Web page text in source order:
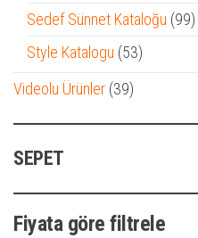
ürün
Sedef Sünnet Kataloğu 9999
Style Katalogu 5353
Videolu Ürünler 3939
SEPET
Fiyata göre filtrele